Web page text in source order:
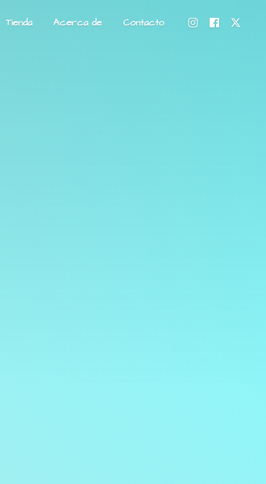
Tienda Acerca de Contacto